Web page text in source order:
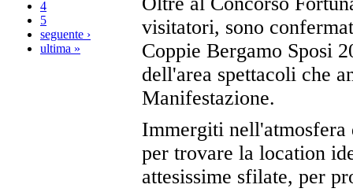
4
5
seguente ›
ultima »
visitatori, sono
Coppie Bergamo Sposi
dell'area spettacoli che
Manifestazione.
Immergiti nell'atmosfera
per trovare la location
attesissime sfilate, per